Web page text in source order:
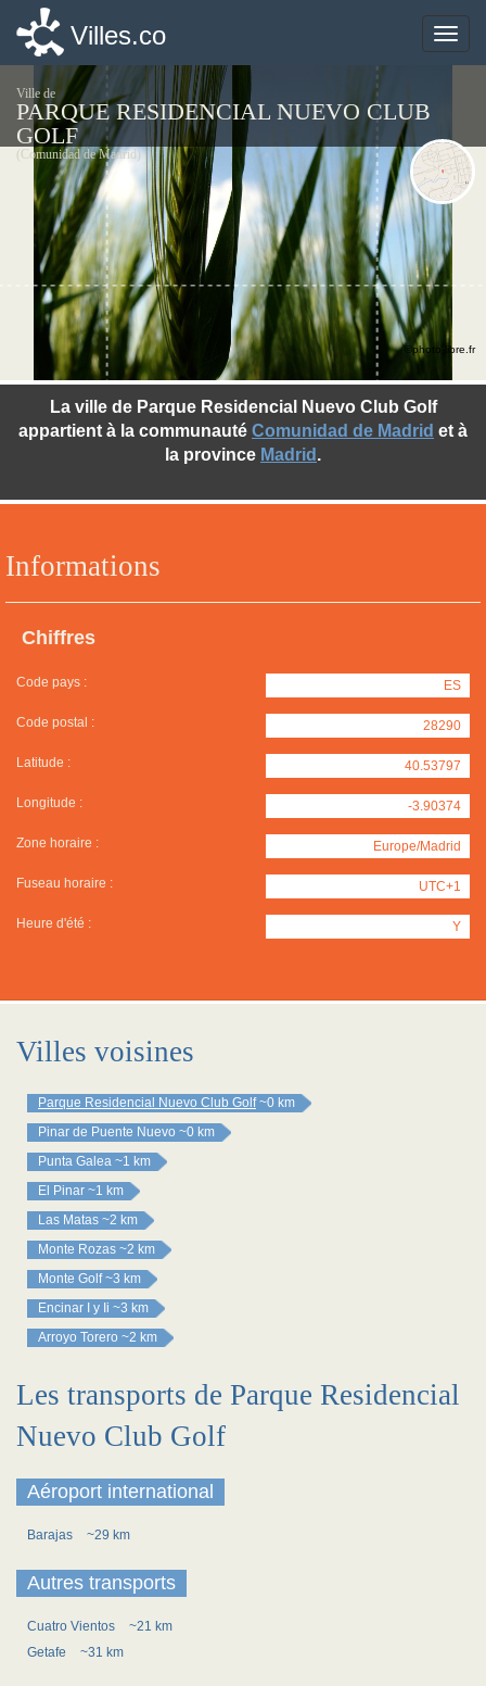
Toggle
Villes.co
Ville de
PARQUE RESIDENCIAL NUEVO CLUB
GOLF
(Comunidad de Madrid)
Informations
Chiffres
Code pays : ES
Code postal : 28290
Latitude : 40.53797
Longitude : -3.90374
Zone horaire : Europe/Madrid
Fuseau horaire : UTC+1
Heure d'été : Y
La ville de Parque Residencial Nuevo Club Golf
appartient à la communauté Comunidad de Madrid et à
la province Madrid .
©photo-libre.fr
Villes voisines
Parque Residencial Nuevo Club Golf ~0 km
Pinar de Puente Nuevo ~0 km
Punta Galea ~1 km
El Pinar ~1 km
Las Matas ~2 km
Monte Rozas ~2 km
Monte Golf ~3 km
Encinar I y Ii ~3 km
Arroyo Torero ~2 km
Les transports de Parque Residencial
Nuevo Club Golf
Aéroport international
Barajas ~29 km
Autres transports
Cuatro Vientos
~21 km
Getafe
~31 km
Toggle
Villes.co